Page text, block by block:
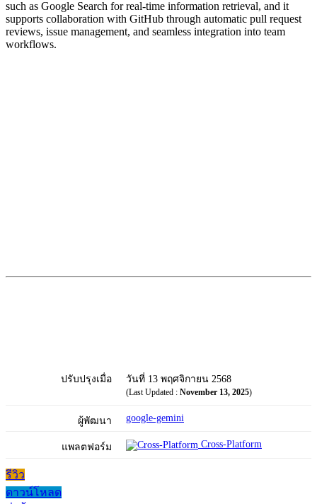
such as Google Search for real-time information retrieval, and it
supports collaboration with GitHub through automatic pull request
reviews, issue management, and seamless integration into team
workflows.
ปรับปรุงเมื่อ วันที่ 13 พฤศจิกายน 2568
(Last Updated : November 13, 2025)
ผู้พัฒนา google-gemini
แพลตฟอร์ม Cross-Platform
รีวิว
ดาวน์โหลด